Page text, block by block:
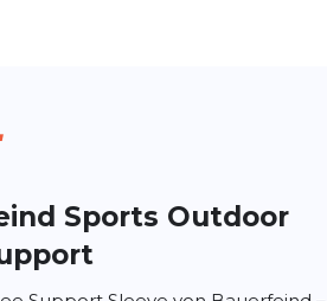
Sports Outdoor